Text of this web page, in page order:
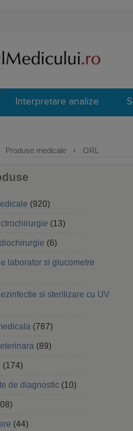
Interpretare analize
Produse medicale › ORL
(920)
(13)
(6)
laborator si glucometre
si sterilizare cu UV
(787)
(89)
(174)
de diagnostic (10)
(44)